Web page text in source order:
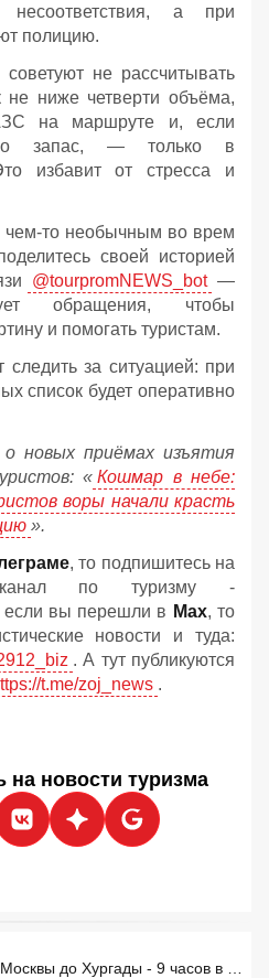
а при
полицию.
не рассчитывать
не ниже четверти объёма,
на маршруте и, если
запас, — только в
избавит от стресса и
чем-то необычным во врем
своей историей
@tourpromNEWS_bot —
обращения, чтобы
и помогать туристам.
за ситуацией: при
список будет оперативно
новых приёмах изъятия
« Кошмар в небе:
воры начали красть
».
, то подпишитесь на
по туризму -
вы перешли в Мах, то
новости и туда:
. А тут публикуются
t.me/zoj_news .
на новости туризма